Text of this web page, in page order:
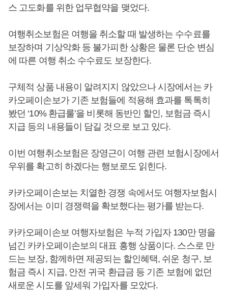
스 고도화를 위한 업무협약을 맺었다.
여행취소보험은 여행을 취소할 때 발생하는 수수료를
보장하며 기상악화 등 불가피한 상황은 물론 단순 변심
에 따른 여행 취소 수수료도 보장한다.
구체적 상품 내용이 알려지지 않았으나 시장에서는 카
카오페이손보가 기존 보험들에 적용해 효과를 톡톡히
봤던 ‘10% 환급룰’을 비롯해 동반인 할인, 보험금 즉시
지급 등의 내용들이 담길 것으로 보고 있다.
이번 여행취소보험은 장영근이 여행 관련 보험시장에서
우위를 확고히 하겠다는 행보로도 읽힌다.
카카오페이손보는 치열한 경쟁 속에서도 여행자보험시
장에서는 이미 경쟁력을 확보했다는 평가를 받는다.
카카오페이손보 여행자보험은 누적 가입자 130만 명을
넘긴 카카오페이손보의 대표 흥행 상품이다. 스스로 만
드는 보장, 함께하면 제공되는 할인혜택, 쉬운 청구, 보
험금 즉시 지급, 안전 귀국 환급금 등 기존 보험에 없던
새로운 시도를 앞세워 가입자를 모았다.